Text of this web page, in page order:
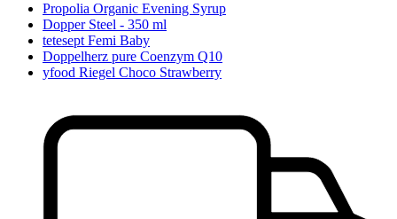
Propolia Organic Evening Syrup
Dopper Steel - 350 ml
tetesept Femi Baby
Doppelherz pure Coenzym Q10
yfood Riegel Choco Strawberry